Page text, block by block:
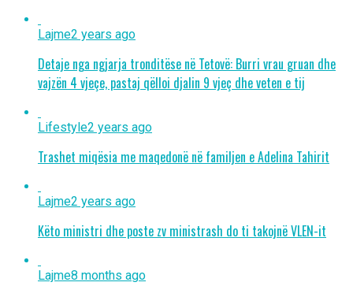
Lajme2 years ago
Detaje nga ngjarja tronditëse në Tetovë: Burri vrau gruan dhe
vajzën 4 vjeçe, pastaj qëlloi djalin 9 vjeç dhe veten e tij
Lifestyle2 years ago
Trashet miqësia me maqedonë në familjen e Adelina Tahirit
Lajme2 years ago
Këto ministri dhe poste zv ministrash do ti takojnë VLEN-it
Lajme8 months ago